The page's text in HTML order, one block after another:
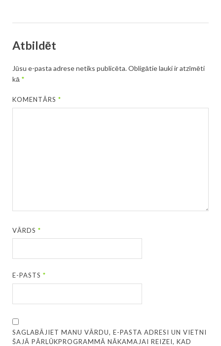
Atbildēt
Jūsu e-pasta adrese netiks publicēta.Obligātie lauki ir atzīmēti
kā *
KOMENTĀRS*
VĀRDS*
E-PASTS*
SAGLABĀJIET MANU VĀRDU, E-PASTA ADRESI UN VIETNI
ŠAJĀ PĀRLŪKPROGRAMMĀ NĀKAMAJAI REIZEI, KAD